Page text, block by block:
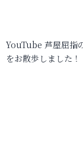
YouTube 芦屋屈指
をお散歩しました！